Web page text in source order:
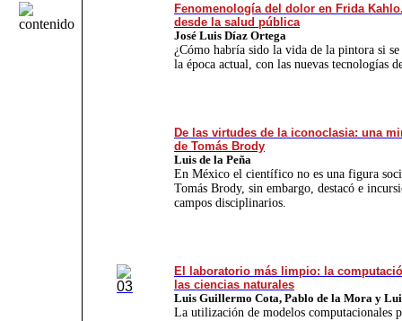
Fenomenología del dolor en Frida
desde la salud pública
José Luis Díaz Ortega
¿Cómo habría sido la vida de la pintora si
la época actual, con las nuevas tecnologías
De las virtudes de la iconoclasia: una
de Tomás Brody
Luis de la Peña
En México el científico no es una figura
Tomás Brody, sin embargo, destacó e
campos disciplinarios.
El laboratorio más limpio: la
las ciencias naturales
Luis Guillermo Cota, Pablo de la Mora y
La utilización de modelos computacionales